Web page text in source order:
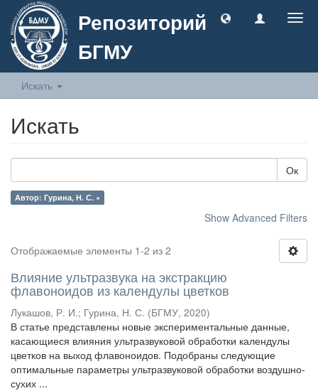
Репозиторий
БГМУ
Искать
Искать
Ок
Автор: Гурина, Н. С. ×
Show Advanced Filters
Отображаемые элементы 1-2 из 2
Влияние ультразвука на экстракцию
флавоноидов из календулы цветков
Лукашов, Р. И.; Гурина, Н. С. (БГМУ, 2020)
В статье представлены новые экспериментальные данные,
касающиеся влияния ультразвуковой обработки календулы
цветков на выход флавоноидов. Подобраны следующие
оптимальные параметры ультразвуковой обработки воздушно-
сухих ...